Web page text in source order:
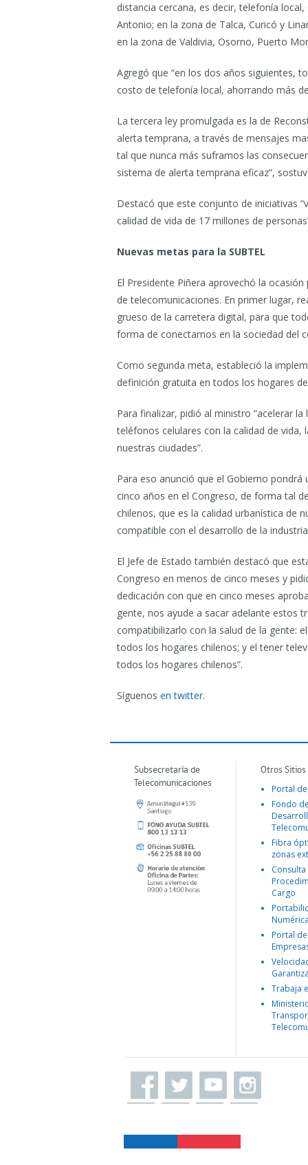
distancia cercana, es decir, telefonía
Antonio; en la zona de Talca, Curicó y
en la zona de Valdivia, Osorno, Puerto
Agregó que “en los dos años siguientes,
costo de telefonía local, ahorrando más
La tercera ley promulgada es la de
alerta temprana, a través de mensajes
tal que nunca más suframos las
sistema de alerta temprana eficaz”,
Destacó que este conjunto de iniciativas
calidad de vida de 17 millones de
Nuevas metas para la SUBTEL
El Presidente Piñera aprovechó la
de telecomunicaciones. En primer lugar,
grueso de la carretera digital, para que
forma de conectarnos en la sociedad del
Como segunda meta, estableció la
definición gratuita en todos los hogares de
Para finalizar, pidió al ministro “acelerar
teléfonos celulares con la calidad de vida,
nuestras ciudades”.
Para eso anunció que el Gobierno pondrá
cinco años en el Congreso, de forma tal
chilenos, que es la calidad urbanística de
compatible con el desarrollo de la
El Jefe de Estado también destacó que
Congreso en menos de cinco meses y
dedicación con que en cinco meses
gente, nos ayude a sacar adelante estos
compatibilizarlo con la salud de la gente:
todos los hogares chilenos; y el tener
todos los hogares chilenos”.
Síguenos en twitter.
Subsecretaría de
Telecomunicaciones
Otros
Portal
Fondo
Fibra
zonas
Consulta
Cargo
Portal
Trabaja